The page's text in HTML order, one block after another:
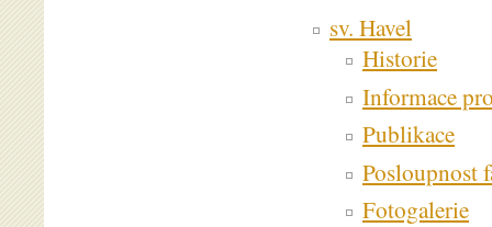
sv. Havel
Historie
Informace
Publikace
Posloupnost
Fotogalerie